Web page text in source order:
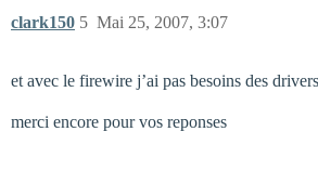
clark150 Mai 25, 2007, 3:07
5
et avec le firewire j’ai pas besoins des
merci encore pour vos reponses